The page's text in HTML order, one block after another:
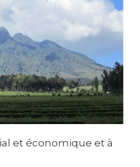
et économique et à